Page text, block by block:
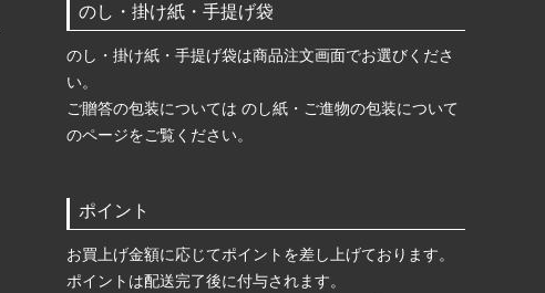
のし・掛け紙・手提げ袋
のし・掛け紙・手提げ袋は商品注文画面でお選びくださ
い。
ご贈答の包装については のし紙・ご進物の包装について
のページをご覧ください。
ポイント
お買上げ金額に応じてポイントを差し上げております。
ポイントは配送完了後に付与されます。